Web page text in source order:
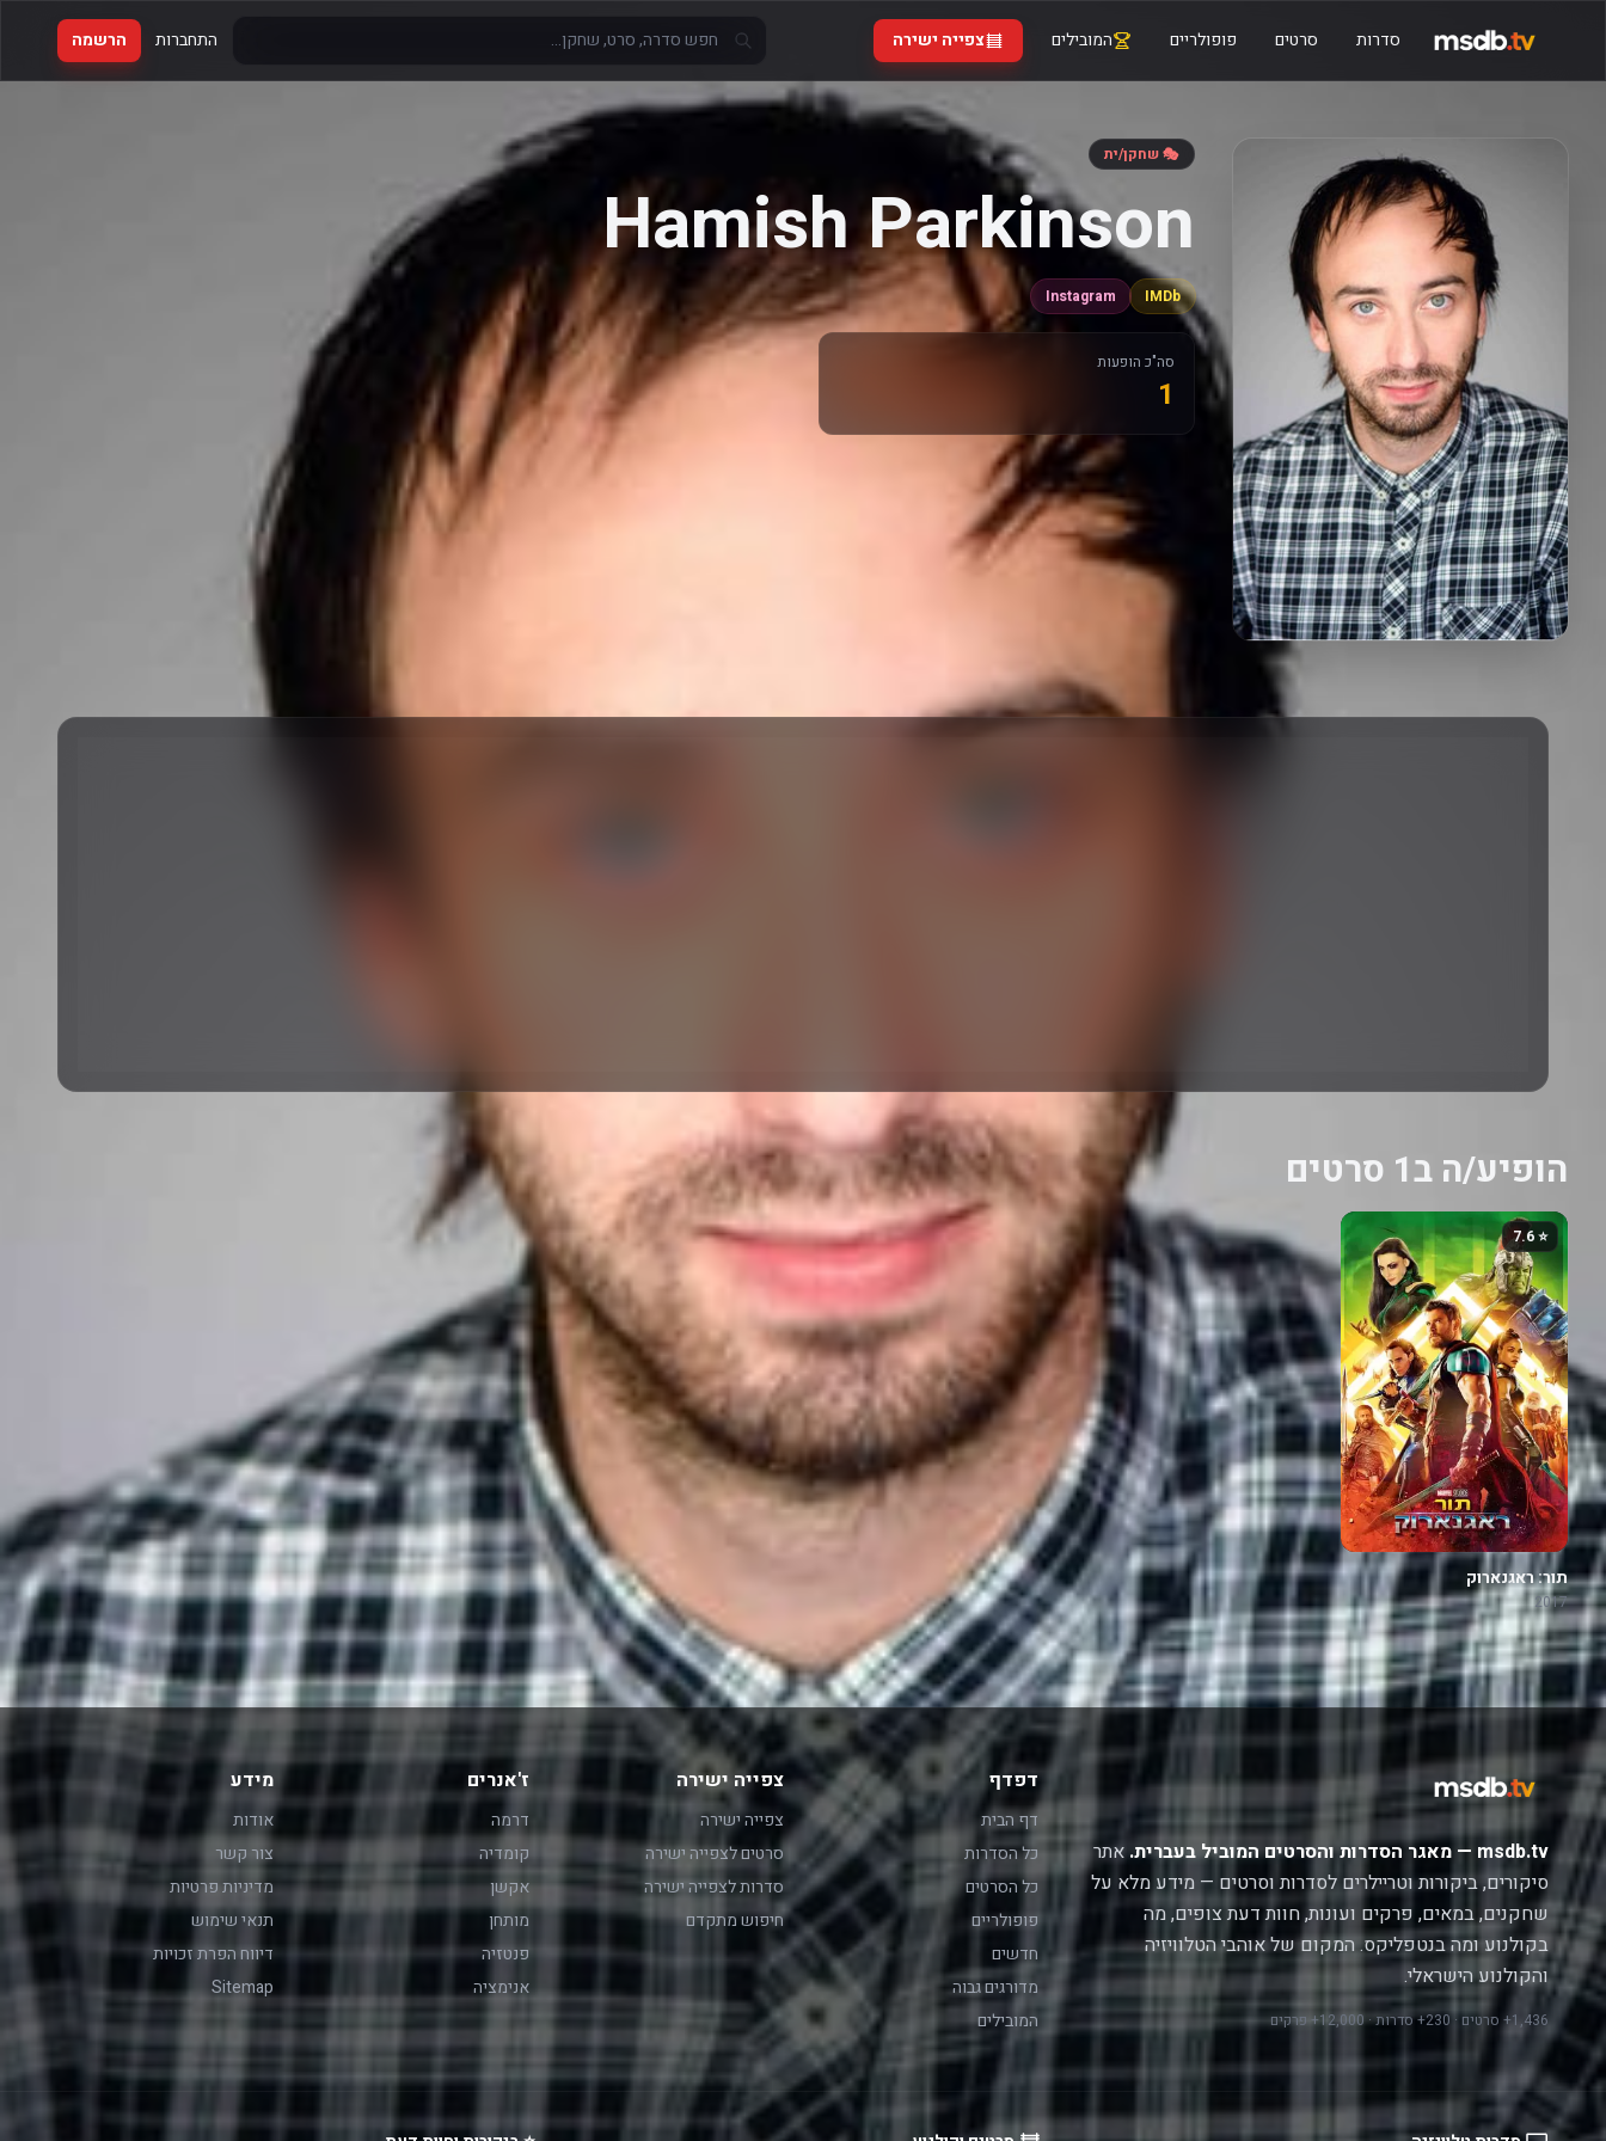
סדרות סרטים פופולריים המובילים צפייה ישירה התחברות הרשמה
🎭 שחקן/ית
Hamish Parkinson
IMDb
Instagram
סה"כ הופעות
1
הופיע/ה ב1 סרטים
⭐ 7.6
תור: ראגנארוק
2017
msdb.tv — מאגר הסדרות והסרטים המוביל בעברית.
אתר
סיקורים, ביקורות וטריילרים לסדרות וסרטים — מידע מלא על
שחקנים, במאים, פרקים ועונות, חוות דעת צופים, מה
בקולנוע ומה בנטפליקס. המקום של אוהבי הטלוויזיה
והקולנוע הישראלי.
1,436+ סרטים · 230+ סדרות · 12,000+ פרקים
דפדף
דף הבית
כל הסדרות
כל הסרטים
פופולריים
חדשים
מדורגים גבוה
המובילים
צפייה ישירה
צפייה ישירה
סרטים לצפייה ישירה
סדרות לצפייה ישירה
חיפוש מתקדם
ז'אנרים
דרמה
קומדיה
אקשן
מותחן
פנטזיה
אנימציה
מידע
אודות
צור קשר
מדיניות פרטיות
תנאי שימוש
דיווח הפרת זכויות
Sitemap